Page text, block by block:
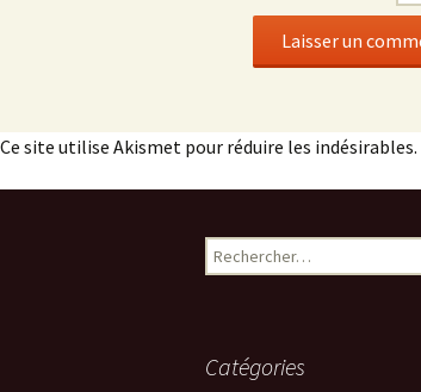
Ce site utilise Akismet pour réduire les indésirables.
Rechercher :
Catégories